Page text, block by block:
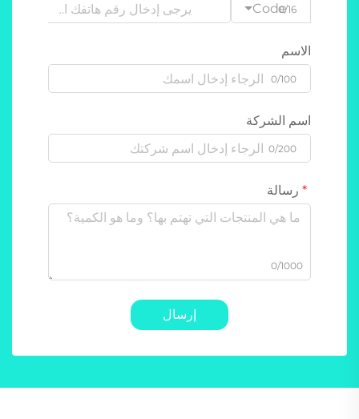
Code0/16
الاسم
0/100
اسم الشركة
0/200
رسالة
0/1000
إرسال